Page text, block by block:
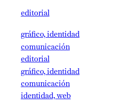
editorial
gráfico, identidad
comunicación
editorial
gráfico, identidad
comunicación
identidad, web